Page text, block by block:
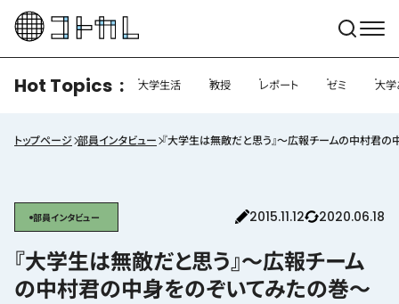
Hot Topics 大学生活 教授 レポート ゼミ 大学
トップページ 部員インタビュー 『大学生は無敵だと思う』〜広報チームの中村君
部員インタビュー 2015.11.12 2020.06.18
『大学生は無敵だと思う』〜広報チーム
の中村君の中身をのぞいてみたの巻〜